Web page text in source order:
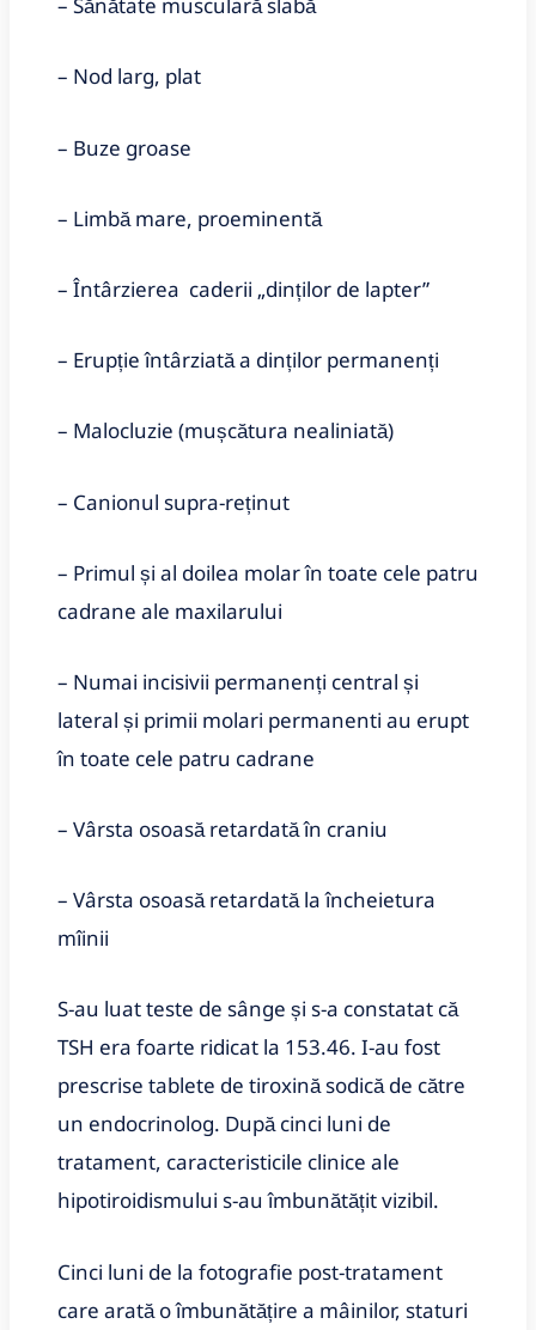
– Sănătate musculară slabă
– Nod larg, plat
– Buze groase
– Limbă mare, proeminentă
– Întârzierea caderii „dinților de lapter”
– Erupție întârziată a dinților permanenți
– Malocluzie (mușcătura nealiniată)
– Canionul supra-reținut
– Primul și al doilea molar în toate cele patru
cadrane ale maxilarului
– Numai incisivii permanenți central și
lateral și primii molari permanenti au erupt
în toate cele patru cadrane
– Vârsta osoasă retardată în craniu
– Vârsta osoasă retardată la încheietura
mîinii
S-au luat teste de sânge și s-a constatat că
TSH era foarte ridicat la 153.46. I-au fost
prescrise tablete de tiroxină sodică de către
un endocrinolog. După cinci luni de
tratament, caracteristicile clinice ale
hipotiroidismului s-au îmbunătățit vizibil.
Cinci luni de la fotografie post-tratament
care arată o îmbunătățire a mâinilor, staturi